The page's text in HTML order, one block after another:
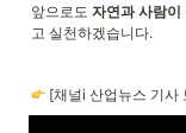
앞으로도 자연과 사람이
고 실천하겠습니다.
[채널i 산업뉴스 기사